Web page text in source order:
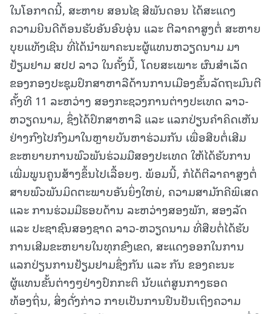
ໃນໂອກາດນີ້, ສະຫາຍ ສອນໄຊ ສີພັນດອນ ໄດ້ສະແດງ
ຄວາມຍີນດີຕ້ອນຮັບອັນອົບອຸ່ນ ແລະ ຕີລາຄາສູງຕໍ່ ສະຫາຍ
ບຸຍແທັງເຊີນ ທີ່ໄດ້ນຳພາຄະນະຜູ້ແທນຫວຽດນາມ ມາ
ຢ້ຽມຢາມ ສປປ ລາວ ໃນຄັ້ງນີ້, ໂດຍສະເພາະ ຜົນສໍາເລັດ
ຂອງກອງປະຊຸມປຶກສາຫາລືດ້ານການເມືອງຂັ້ນລັດຖະມົນຕີ
ຄັ້ງທີ 11 ລະຫວ່າງ ສອງກະຊວງການຕ່າງປະເທດ ລາວ-
ຫວຽດນາມ, ຊຶ່ງໄດ້ປຶກສາຫາລື ແລະ ແລກປ່ຽນຄຳຄິດເຫັນ
ຢ່າງກົງໄປກົງມາໃນຫຼາຍບັນຫາຮ່ວມກັນ ເພື່ອສືບຕໍ່ເສີມ
ຂະຫຍາຍການພົວພັນຮ່ວມມືສອງປະເທດ ໃຫ້ໄດ້ຮັບການ
ເພີ່ມພູນຄູນສ້າງຂຶ້ນໄປເລື້ອຍໆ. ພ້ອມນີ້, ກໍໄດ້ຕີລາຄາສູງຕໍ່
ສາຍພົວພັນມິດຕະພາບອັນຍິ່ງໃຫຍ່, ຄວາມສາມັກຄີພິເສດ
ແລະ ການຮ່ວມມືຮອບດ້ານ ລະຫວ່າງສອງພັກ, ສອງລັດ
ແລະ ປະຊາຊົນສອງຊາດ ລາວ-ຫວຽດນາມ ທີ່ສືບຕໍ່ໄດ້ຮັບ
ການເສີມຂະຫຍາຍໃນທຸກຂົງເຂດ, ສະແດງອອກໃນການ
ແລກປ່ຽນການຢ້ຽມຢາມຊຶ່ງກັນ ແລະ ກັນ ຂອງຄະນະ
ຜູ້ແທນຂັ້ນຕ່າງໆຢ່າງປົກກະຕິ ນັບແຕ່ສູນກາງຮອດ
ທ້ອງຖິ່ນ, ສິ່ງດັ່ງກ່າວ ກາຍເປັນການຢືນຢັນເຖິງຄວາມ